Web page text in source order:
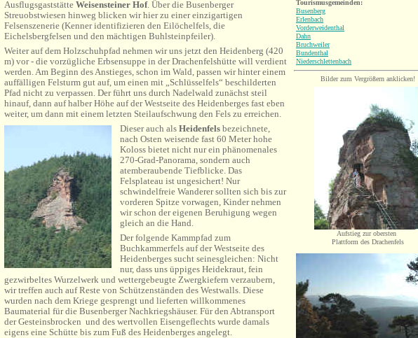
Ausflugsgaststätte Weisensteiner Hof. Über die Busenberger
Streuobstwiesen hinweg blicken wir hier zu einer einzigartigen
Felsenszenerie (Kenner identifizieren den Eilöchelfels, die
Eichelsbergfelsen und den mächtigen Buhlsteinpfeiler).
Weiter auf dem Holzschuhpfad nehmen wir uns jetzt den Heidenberg (420
m) vor - die vorzügliche Erbsensuppe in der Drachenfelshütte will verdient
werden. Am Beginn des Anstieges, schon im Wald, passen wir hinter einem
auffälligen Felsturm gut auf, um einen mit „Schlüsselfels“ beschilderten
Pfad nicht zu verpassen. Der führt uns durch Nadelwald zunächst steil
hinauf, dann auf halber Höhe auf der Westseite des Heidenberges fast eben
weiter, um dann mit einem letzten Steilaufschwung den Fels zu erreichen.
Dieser auch als Heidenfels bezeichnete,
nach Osten weisende fast 60 Meter hohe
Koloss bietet nicht nur ein phänomenales
270-Grad-Panorama, sondern auch
atemberaubende Tiefblicke. Das
Felsplateau ist ungesichert! Nur
schwindelfreie Wanderer sollten sich bis zur
vorderen Spitze vorwagen, Kinder nehmen
wir schon der eigenen Beruhigung wegen
gleich an die Hand.
Der folgende Kammpfad zum
Buchkammerfels auf der Westseite des
Heidenberges sucht seinesgleichen: Nicht
nur, dass uns üppiges Heidekraut, fein
gezwirbeltes Wurzelwerk und wettergebeugte Zwergkiefern verzaubern,
wir treffen auch auf Reste von Schützenständen des Westwalls. Diese
wurden nach dem Kriege gesprengt und lieferten willkommenes
Baumaterial für die Busenberger Nachkriegshäuser. Für den Abtransport
der Gesteinsbrocken und des wertvollen Eisengeflechts wurde damals
eigens eine Schütte bis zum Fuß des Heidenberges angelegt.
Tourismusgemeinden:
Busenberg
Erlenbach
Vorderweidenthal
Dahn
Bruchweiler
Bundenthal
Niederschlettenbach
Bilder zum Vergrößern anklicken!
Aufstieg zur obersten
Plattform des Drachenfels